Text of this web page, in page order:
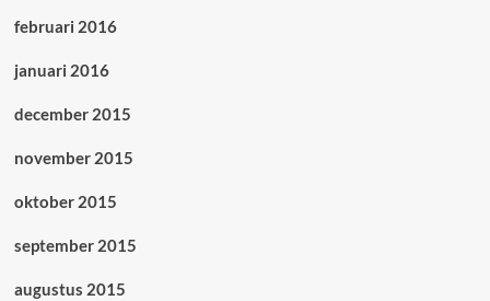
februari 2016
januari 2016
december 2015
november 2015
oktober 2015
september 2015
augustus 2015